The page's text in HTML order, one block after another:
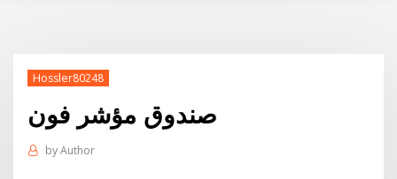
Hossler80248
صندوق مؤشر فون
byAuthor